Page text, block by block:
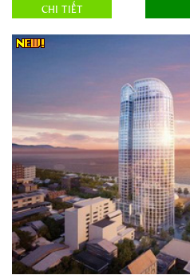
CHI TIẾT